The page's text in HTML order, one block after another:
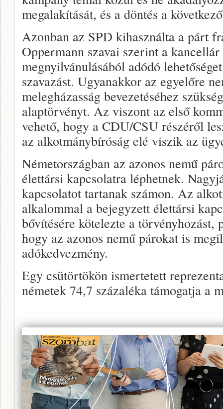
megalakítását, és a döntés a
Azonban az SPD kihasználta a párt
Oppermann szavai szerint a
megnyilvánulásából adódó
szavazást. Ugyanakkor az egyelőre
melegházasság bevezetéséhez
alaptörvényt. Az viszont az első
vehető, hogy a CDU/CSU részéről
az alkotmánybíróság elé viszik az
Németországban az azonos nemű
élettársi kapcsolatra léphetnek.
kapcsolatot tartanak számon. Az
alkalommal a bejegyzett élettársi
bővítésére kötelezte a
hogy az azonos nemű párokat is
adókedvezmény.
Egy csütörtökön ismertetett
németek 74,7 százaléka támogatja a